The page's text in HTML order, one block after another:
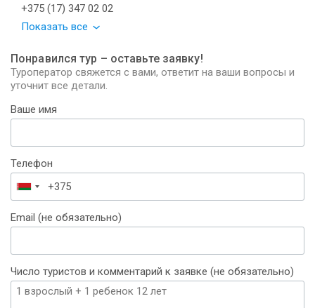
+375 (17) 347 02 02
Показать все
Понравился тур – оставьте заявку!
Туроператор свяжется с вами, ответит на ваши вопросы и
уточнит все детали.
Ваше имя
Телефон
Беларусь
+375
Email (не обязательно)
Число туристов и комментарий к заявке (не обязательно)